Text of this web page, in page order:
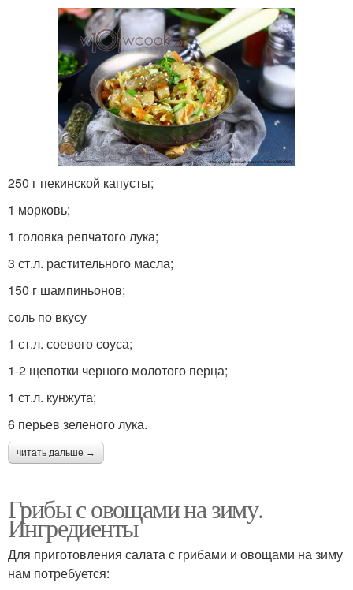
Свинин с пекинской
капустой
Капуста с рисом
Рис с пекинской
капустой
Капуста с грибам
капусты
Капусты с оливками
Капуста в мультиварке
Капуста в кляре
250 г пекинской капусты;
1 морковь;
1 головка репчатого лука;
3 ст.л. растительного масла;
150 г шампиньонов;
соль по вкусу
1 ст.л. соевого соуса;
1-2 щепотки черного молотого перца;
1 ст.л. кунжута;
6 перьев зеленого лука.
читать дальше →
Грибы с овощами на зиму.
Ингредиенты
Для приготовления салата с грибами и овощами на зиму
нам потребуется: